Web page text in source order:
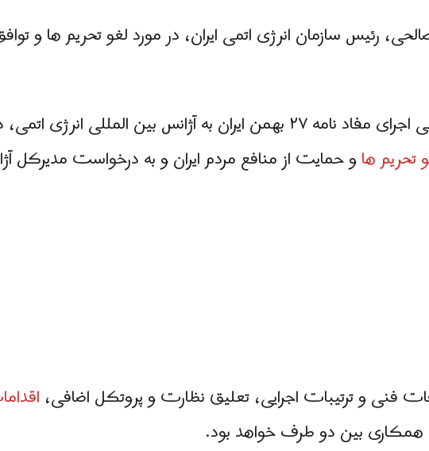
رئیس سازمان انرژی اتمی ایران، در مورد لغو تحریم ها و
این مذاکرات هسته‌ای مربوط به چگونگی اجرای مفاد نامه ۲۷ بهمن ایران به آژانس بین المللی
تحریم هاو حمایت از منافع مردم ایران و به درخواست مدیرکل
فنی و ترتیبات اجرایی، تعلیق نظارت و پروتکل اضافی،
همکاری بین دو طرف خواهد بود.